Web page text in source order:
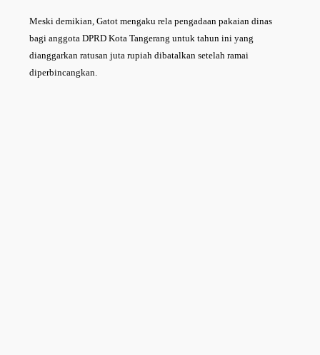
Meski demikian, Gatot mengaku rela pengadaan pakaian dinas
bagi anggota DPRD Kota Tangerang untuk tahun ini yang
dianggarkan ratusan juta rupiah dibatalkan setelah ramai
diperbincangkan.